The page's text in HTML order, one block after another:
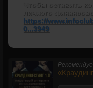
Чтобы оставить
личного
https://
0...3949
«